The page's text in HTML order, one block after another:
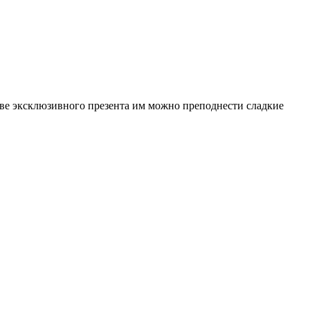
эксклюзивного презента им можно преподнести сладкие